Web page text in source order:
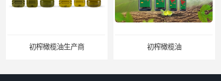
初榨橄榄油生产商 初榨橄榄油